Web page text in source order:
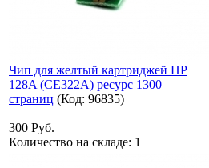
Чип для желтый картриджей HP
128A (CE322A) ресурс 1300
страниц (Код: 96835)
300 Руб.
Количество на складе: 1